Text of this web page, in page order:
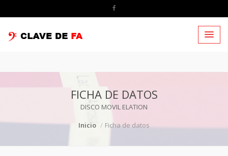
FICHA DE DATOS
DISCO MOVIL ELATION
Inicio
Ficha de datos